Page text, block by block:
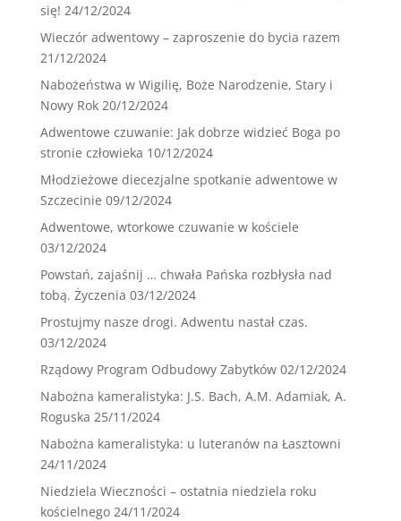
się! 24/12/2024
Wieczór adwentowy – zaproszenie do bycia razem
21/12/2024
Nabożeństwa w Wigilię, Boże Narodzenie, Stary i
Nowy Rok 20/12/2024
Adwentowe czuwanie: Jak dobrze widzieć Boga po
stronie człowieka 10/12/2024
Młodzieżowe diecezjalne spotkanie adwentowe w
Szczecinie 09/12/2024
Adwentowe, wtorkowe czuwanie w kościele
03/12/2024
Powstań, zajaśnij … chwała Pańska rozbłysła nad
tobą. Życzenia 03/12/2024
Prostujmy nasze drogi. Adwentu nastał czas.
03/12/2024
Rządowy Program Odbudowy Zabytków 02/12/2024
Nabożna kameralistyka: J.S. Bach, A.M. Adamiak, A.
Roguska 25/11/2024
Nabożna kameralistyka: u luteranów na Łasztowni
24/11/2024
Niedziela Wieczności – ostatnia niedziela roku
kościelnego 24/11/2024